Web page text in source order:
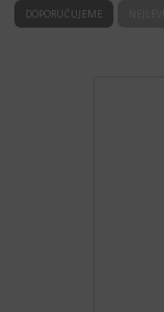
DOPORUČUJEME